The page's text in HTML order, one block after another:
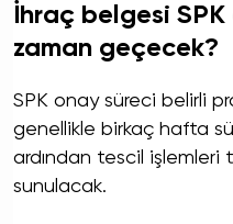
İhraç belgesi
zaman geçecek?
SPK onay süreci belirli
genellikle birkaç hafta
ardından tescil işlemleri
sunulacak.